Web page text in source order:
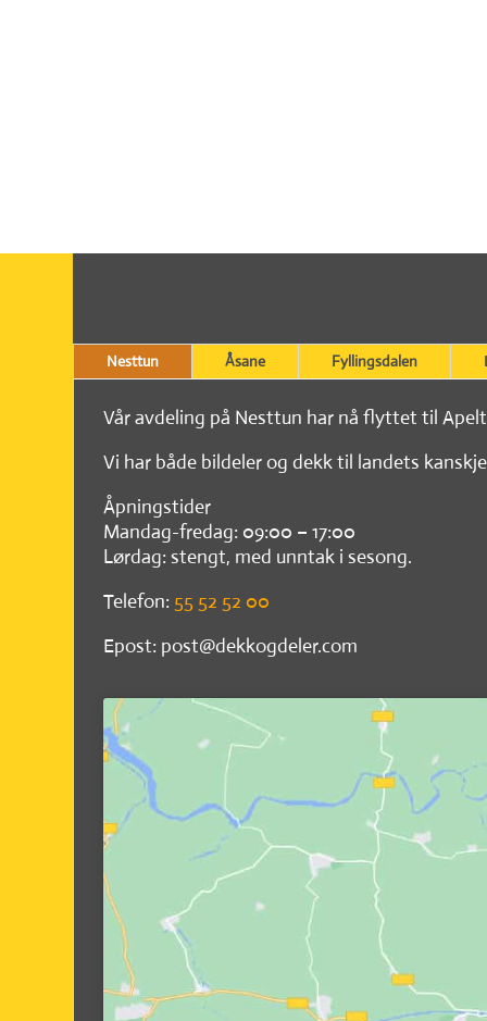
Nesttun Åsane Fyllingsdalen
Vår avdeling på Nesttun har nå flyttet til
Vi har både bildeler og dekk til landets
Åpningstider
Mandag-fredag: 09:00 – 17:00
Lørdag: stengt, med unntak i sesong.
Telefon: 55 52 52 00
Epost: post@dekkogdeler.com